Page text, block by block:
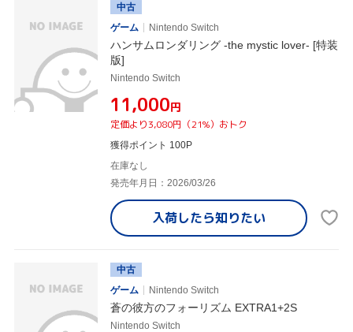
中古
ゲーム
Nintendo Switch
ハンサムロンダリング -the mystic lover- [特装
版]
Nintendo Switch
¥11,000円
定価より3,080円（21%）おトク
獲得ポイント 100P
在庫なし
発売年月日：2026/03/26
入荷したら知りたい
中古
ゲーム
Nintendo Switch
蒼の彼方のフォーリズム EXTRA1+2S
Nintendo Switch